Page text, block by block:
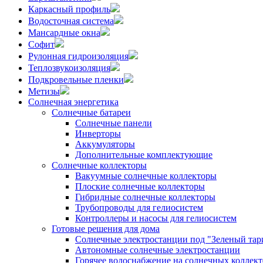
Каркасный профиль
Водосточная система
Мансардные окна
Софит
Рулонная гидроизоляция
Теплозвукоизоляция
Подкровельные пленки
Метизы
Солнечная энергетика
Солнечные батареи
Солнечные панели
Инверторы
Аккумуляторы
Дополнительные комплектующие
Солнечные коллекторы
Вакуумные солнечные коллекторы
Плоские солнечные коллекторы
Гибридные солнечные коллекторы
Трубопроводы для гелиосистем
Контроллеры и насосы для гелиосистем
Готовые решения для дома
Солнечные электростанции под "Зеленый
Автономные солнечные электростанции
Горячее водоснабжение на солнечных